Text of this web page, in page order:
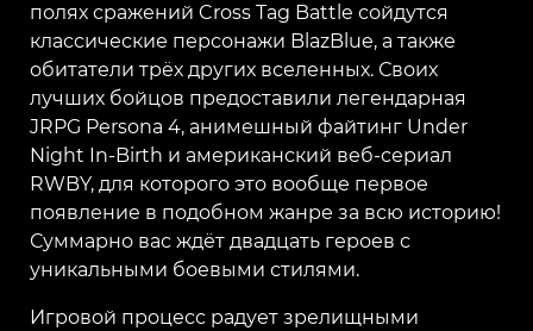
полях сражений Cross Tag Battle сойдутся
классические персонажи BlazBlue, а также
обитатели трёх других вселенных. Своих
лучших бойцов предоставили легендарная
JRPG Persona 4, анимешный файтинг Under
Night In-Birth и американский веб-сериал
RWBY, для которого это вообще первое
появление в подобном жанре за всю историю!
Суммарно вас ждёт двадцать героев с
уникальными боевыми стилями.
Игровой процесс радует зрелищными